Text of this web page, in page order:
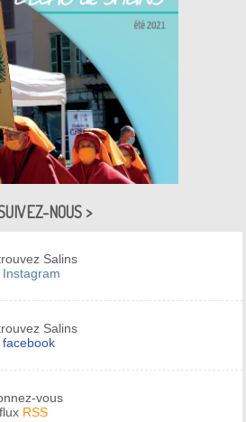
NOUS >
Salins
Instagram
Salins
facebook
vous
RSS